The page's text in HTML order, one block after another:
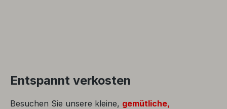
Entspannt verkosten
Besuchen Sie unsere kleine, gemütliche,